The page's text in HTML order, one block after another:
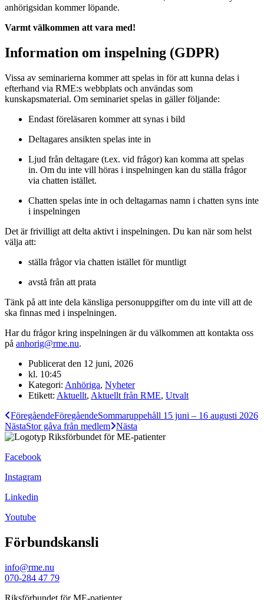
anhörigsidan kommer löpande.
Varmt välkommen att vara med!
Information om inspelning (GDPR)
Vissa av seminarierna kommer att spelas in för att kunna delas i
efterhand via RME:s webbplats och användas som
kunskapsmaterial. Om seminariet spelas in gäller följande:
Endast föreläsaren kommer att synas i bild
Deltagares ansikten spelas inte in
Ljud från deltagare (t.ex. vid frågor) kan komma att spelas
in. Om du inte vill höras i inspelningen kan du ställa frågor
via chatten istället.
Chatten spelas inte in och deltagarnas namn i chatten syns inte
i inspelningen
Det är frivilligt att delta aktivt i inspelningen. Du kan när som helst
välja att:
ställa frågor via chatten istället för muntligt
avstå från att prata
Tänk på att inte dela känsliga personuppgifter om du inte vill att de
ska finnas med i inspelningen.
Har du frågor kring inspelningen är du välkommen att kontakta oss
på anhorig@rme.nu.
Publicerat den 12 juni, 2026
kl. 10:45
Kategori: Anhöriga, Nyheter
Etikett: Aktuellt, Aktuellt från RME, Utvalt
FöregåendeFöregåendeSommaruppehåll 15 juni – 16 augusti 2026
NästaStor gåva från medlem Nästa
Facebook
Instagram
Linkedin
Youtube
Förbundskansli
info@rme.nu
070-284 47 79
Riksförbundet för ME-patienter